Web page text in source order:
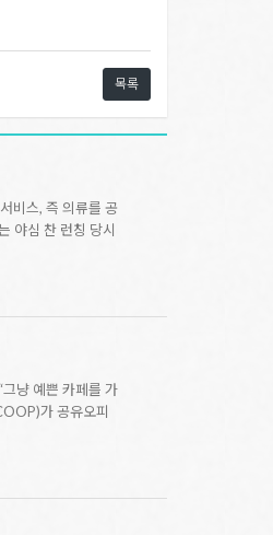
목록
비스, 즉 의류를 공
야심 찬 런칭 당시
냥 예쁜 카페를 가
가 공유오피